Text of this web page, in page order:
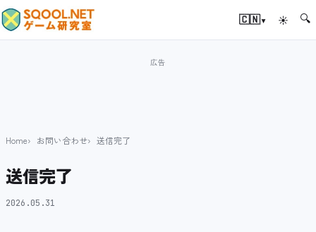
🇨🇳▾ ☀ 🔍
Home お問い合わせ 送信完了
送信完了
2026.05.31